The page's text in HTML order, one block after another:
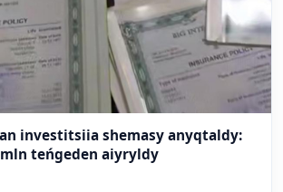
investitsiia shemasy anyqtaldy:
mln teńgeden aiyryldy